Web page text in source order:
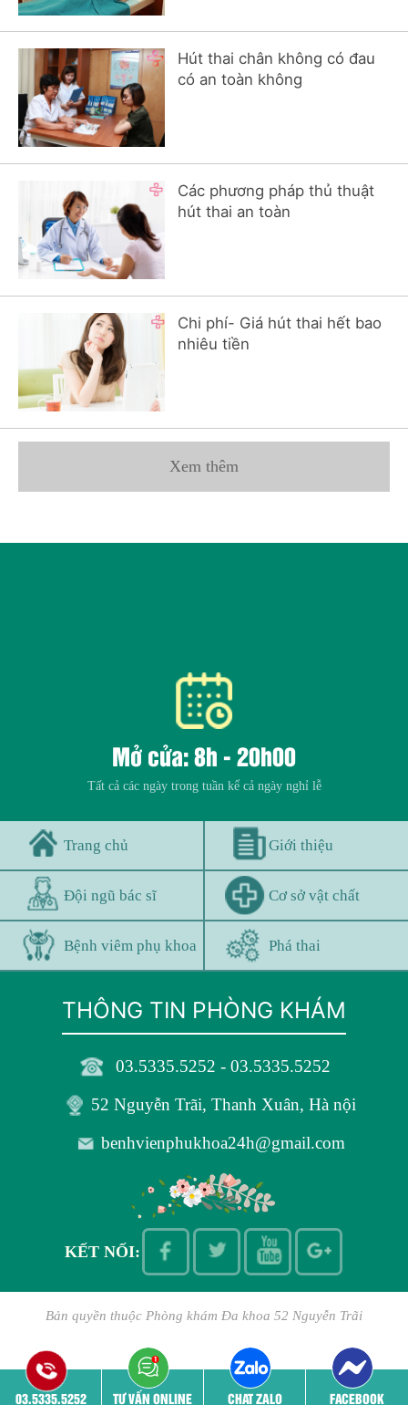
Hút thai chân không có đau
có an toàn không
Các phương pháp thủ thuật
hút thai an toàn
Chi phí- Giá hút thai hết bao
nhiêu tiền
Xem thêm
Mở cửa: 8h - 20h00
Tất cả các ngày trong tuần kể cả ngày nghỉ lễ
Trang chủ Giới thiệu
Đội ngũ bác sĩ Cơ sở vật chất
Bệnh viêm phụ khoa Phá thai
THÔNG TIN PHÒNG KHÁM
03.5335.5252 - 03.5335.5252
52 Nguyễn Trãi, Thanh Xuân, Hà nội
benhvienphukhoa24h@gmail.com
KẾT NỐI:
Bản quyền thuộc Phòng khám Đa khoa 52 Nguyễn Trãi
03.5335.5252 TƯ VẤN ONLINE CHAT ZALO FACEBOOK